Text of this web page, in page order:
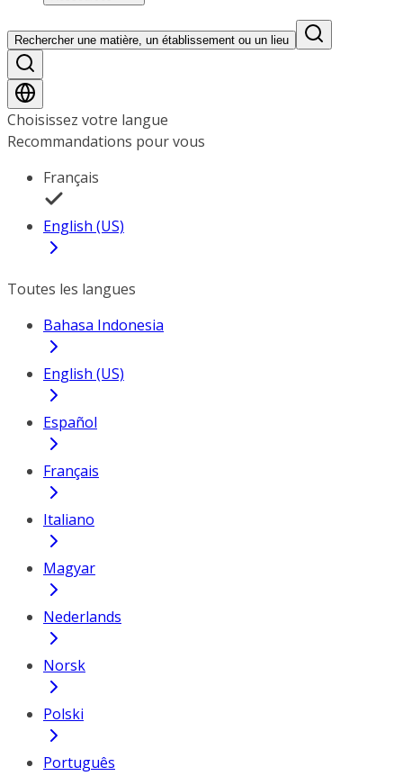
Rechercher une matière, un établissement ou un lieu
Choisissez votre langue
Recommandations pour vous
Français
English (US)
Toutes les langues
Bahasa Indonesia
English (US)
Español
Français
Italiano
Magyar
Nederlands
Norsk
Polski
Português